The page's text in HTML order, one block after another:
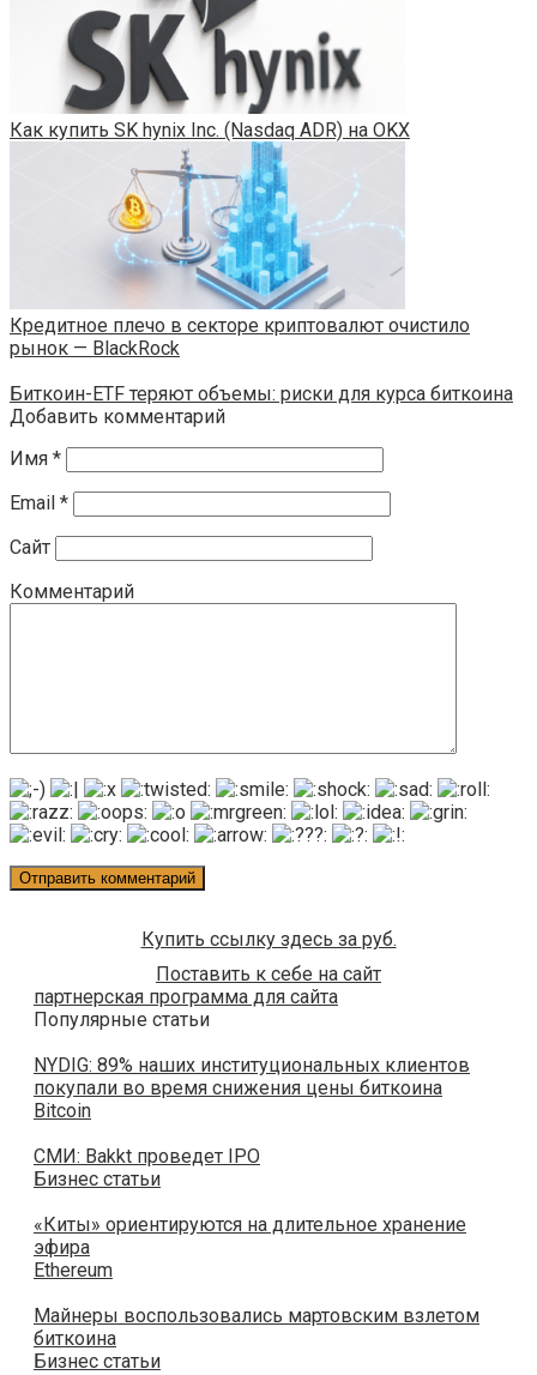
Как купить SK hynix Inc. (Nasdaq ADR) на OKX
Кредитное плечо в секторе криптовалют очистило
рынок — BlackRock
Биткоин-ETF теряют объемы: риски для курса биткоина
Добавить комментарий
Имя *
Email *
Сайт
Комментарий
Купить ссылку здесь за руб.
Поставить к себе на сайт
партнерская программа для сайта
Популярные статьи
NYDIG: 89% наших институциональных клиентов
покупали во время снижения цены биткоина
Bitcoin
СМИ: Bakkt проведет IPO
Бизнес статьи
«Киты» ориентируются на длительное хранение
эфира
Ethereum
Майнеры воспользовались мартовским взлетом
биткоина
Бизнес статьи